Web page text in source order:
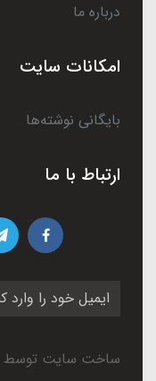
درباره ما
امکانات سایت
بایگانی نوشته‌ها
ارتباط با ما
ساخت سایت توسط